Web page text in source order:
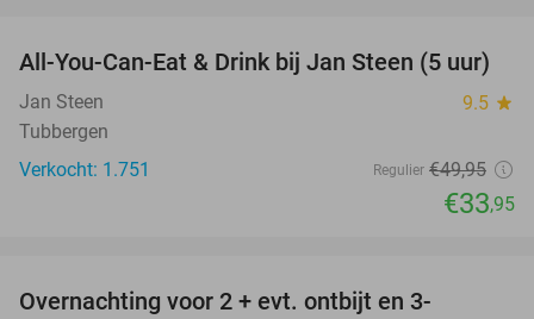
32%
All-You-Can-Eat & Drink bij Jan Steen (5 uur)
Jan Steen 9.5 star
Tubbergen
Verkocht: 1.751
Regulier €49,95
€33,95
Overnachting voor 2 + evt. ontbijt en 3-